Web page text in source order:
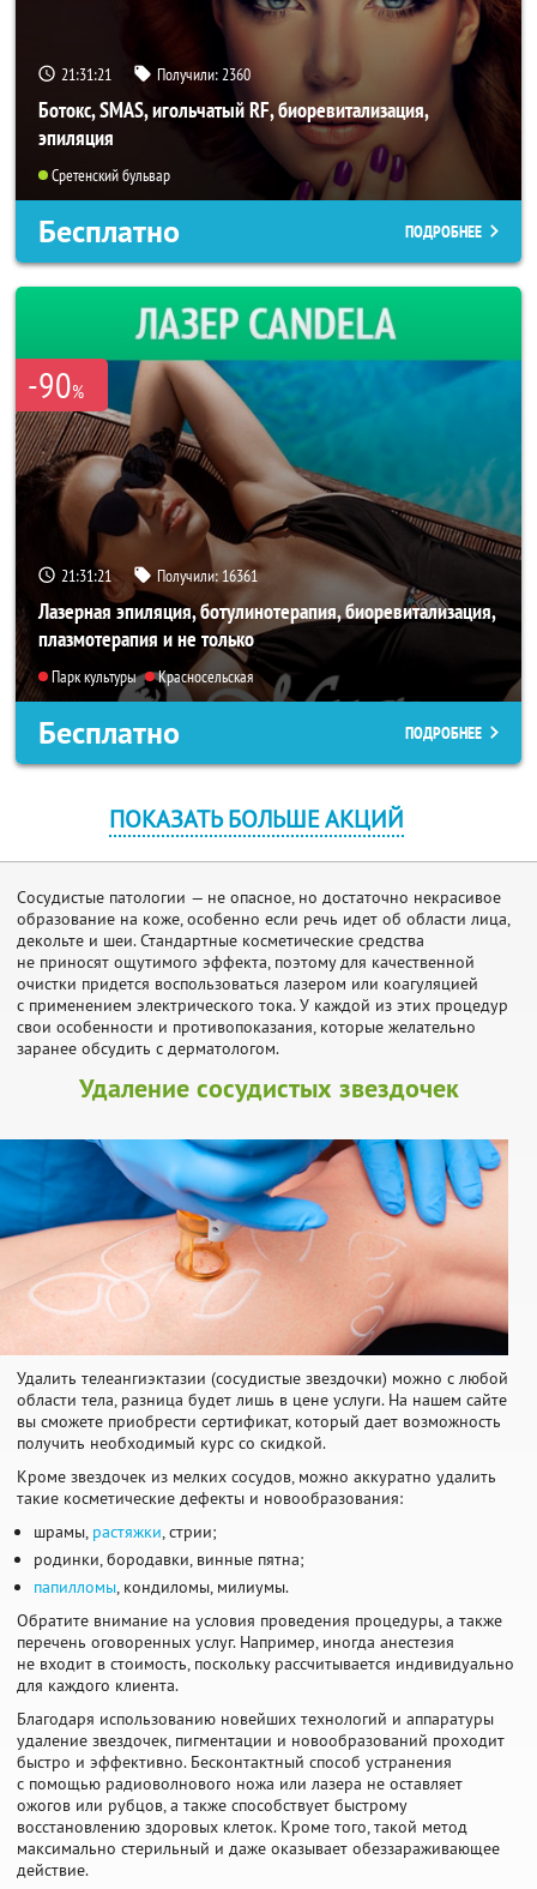
21:31:20 Получили: 2360
Ботокс, SMAS, игольчатый RF, биоревитализация,
эпиляция
Сретенский бульвар
Бесплатно ПОДРОБНЕЕ
-90%
21:31:20 Получили: 16361
Лазерная эпиляция, ботулинотерапия, биоревитализация,
плазмотерапия и не только
Парк культуры Красносельская
Бесплатно ПОДРОБНЕЕ
ПОКАЗАТЬ БОЛЬШЕ АКЦИЙ
Сосудистые патологии — не опасное, но достаточно некрасивое
образование на коже, особенно если речь идет об области лица,
декольте и шеи. Стандартные косметические средства
не приносят ощутимого эффекта, поэтому для качественной
очистки придется воспользоваться лазером или коагуляцией
с применением электрического тока. У каждой из этих процедур
свои особенности и противопоказания, которые желательно
заранее обсудить с дерматологом.
Удаление сосудистых звездочек
Удалить телеангиэктазии (сосудистые звездочки) можно с любой
области тела, разница будет лишь в цене услуги. На нашем сайте
вы сможете приобрести сертификат, который дает возможность
получить необходимый курс со скидкой.
Кроме звездочек из мелких сосудов, можно аккуратно удалить
такие косметические дефекты и новообразования:
шрамы, растяжки, стрии;
родинки, бородавки, винные пятна;
папилломы, кондиломы, милиумы.
Обратите внимание на условия проведения процедуры, а также
перечень оговоренных услуг. Например, иногда анестезия
не входит в стоимость, поскольку рассчитывается индивидуально
для каждого клиента.
Благодаря использованию новейших технологий и аппаратуры
удаление звездочек, пигментации и новообразований проходит
быстро и эффективно. Бесконтактный способ устранения
с помощью радиоволнового ножа или лазера не оставляет
ожогов или рубцов, а также способствует быстрому
восстановлению здоровых клеток. Кроме того, такой метод
максимально стерильный и даже оказывает обеззараживающее
действие.